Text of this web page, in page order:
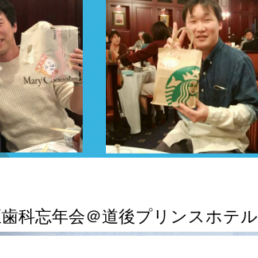
科忘年会＠道後プリンスホテル